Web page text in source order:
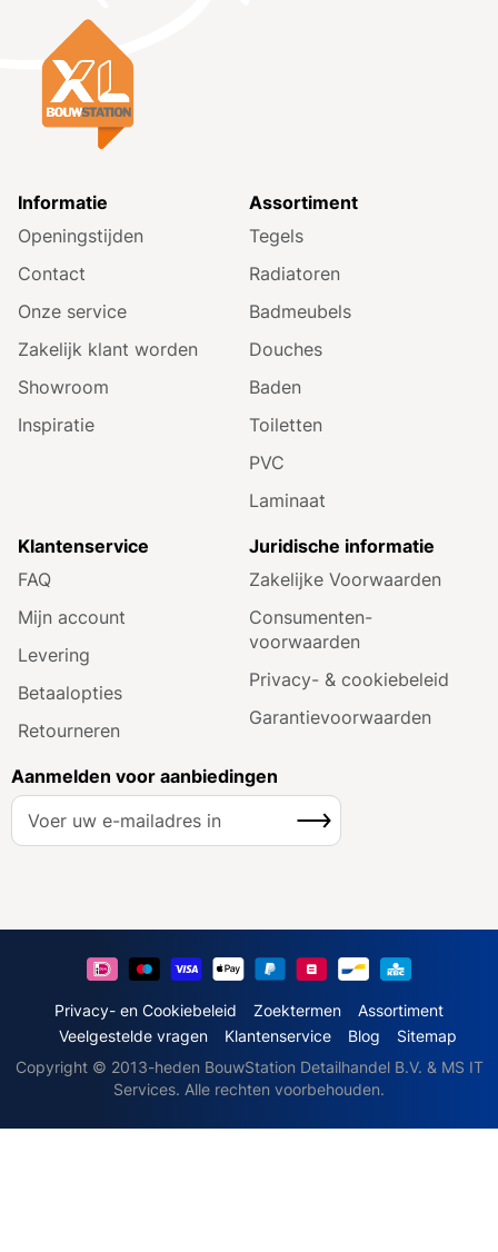
Informatie
Openingstijden
Contact
Onze service
Zakelijk klant worden
Showroom
Inspiratie
Assortiment
Tegels
Radiatoren
Badmeubels
Douches
Baden
Toiletten
PVC
Laminaat
Klantenservice
FAQ
Mijn account
Levering
Betaalopties
Retourneren
Juridische informatie
Zakelijke Voorwaarden
Consumenten­
voorwaarden
Privacy- & cookiebeleid
Garantie­voorwaarden
Aanmelden voor aanbiedingen
A
e
o
z
Inschrijven
Privacy- en Cookiebeleid Zoektermen
Assortiment
Veelgestelde vragen
Klantenservice Blog
Sitemap
Copyright © 2013-heden BouwStation Detailhandel B.V. & MS IT
Services. Alle rechten voorbehouden.